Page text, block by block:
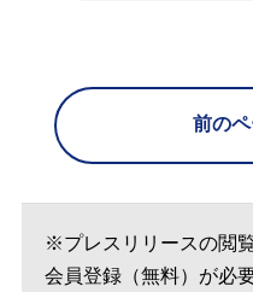
前の
※プレスリリースの閲
会員登録（無料）が必要